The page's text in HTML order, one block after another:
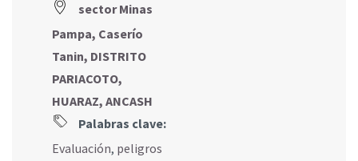
sector Minas
Pampa, Caserío
Tanin, DISTRITO
PARIACOTO,
HUARAZ, ANCASH
Palabras clave:
Evaluación, peligros